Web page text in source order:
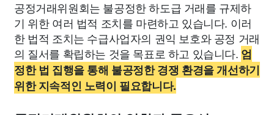
공정거래위원회는 불공정한 하도급 거래를 규제하
기 위한 여러 법적 조치를 마련하고 있습니다. 이러
한 법적 조치는 수급사업자의 권익 보호와 공정 거래
의 질서를 확립하는 것을 목표로 하고 있습니다. 엄
정한 법 집행을 통해 불공정한 경쟁 환경을 개선하기
위한 지속적인 노력이 필요합니다.